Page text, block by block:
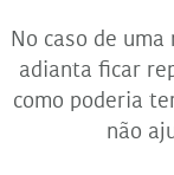
No caso de
adianta ficar
como poderia
não